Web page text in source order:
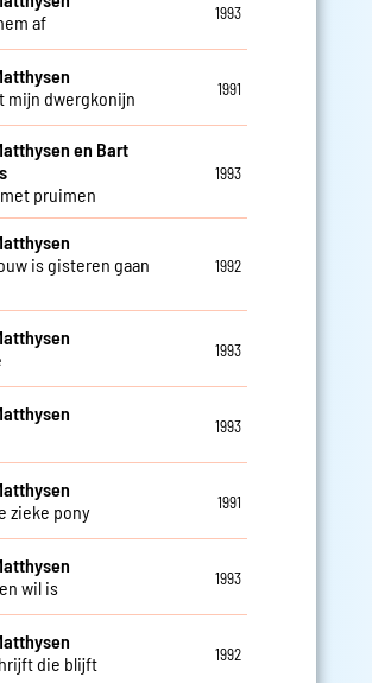
af
1993
mijn dwergkonijn
1991
en Bart
pruimen
1993
is gisteren gaan
1992
1993
1993
zieke pony
1991
wil is
1993
die blijft
1992